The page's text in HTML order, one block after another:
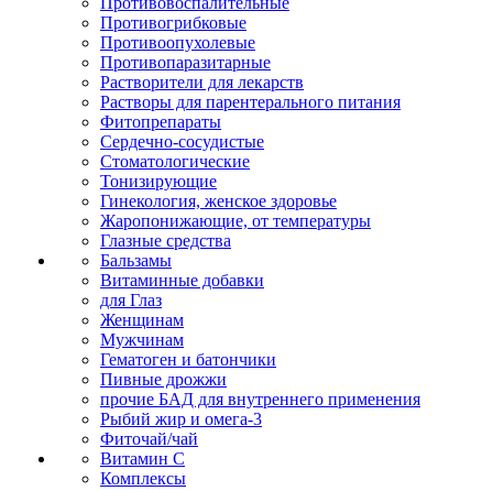
Противогрибковые
Противоопухолевые
Противопаразитарные
Растворители для лекарств
Растворы для парентерального питания
Фитопрепараты
Сердечно-сосудистые
Стоматологические
Тонизирующие
Гинекология, женское здоровье
Жаропонижающие, от температуры
Глазные средства
Бальзамы
Витаминные добавки
для Глаз
Женщинам
Мужчинам
Гематоген и батончики
Пивные дрожжи
прочие БАД для внутреннего применения
Рыбий жир и омега-3
Фиточай/чай
Витамин С
Комплексы